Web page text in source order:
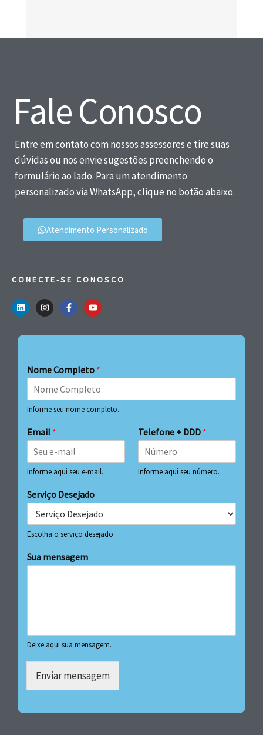
Fale Conosco
Entre em contato com nossos assessores e tire suas
dúvidas ou nos envie sugestões preenchendo o
formulário ao lado. Para um atendimento
personalizado via WhatsApp, clique no botão abaixo.
Atendimento Personalizado
CONECTE-SE CONOSCO
Nome Completo *
Informe seu nome completo.
Email *
Informe aqui seu e-mail.
Telefone + DDD *
Informe aqui seu número.
Serviço Desejado
Escolha o serviço desejado
Sua mensagem
Deixe aqui sua mensagem.
Enviar mensagem